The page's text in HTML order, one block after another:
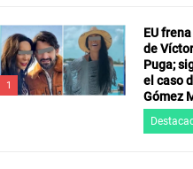
1
EU
de
Puga;
el caso
Gómez